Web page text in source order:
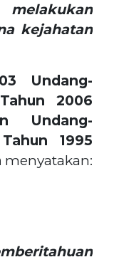
kejahatan
Undang-
2006
Undang-
1995
menyatakan: